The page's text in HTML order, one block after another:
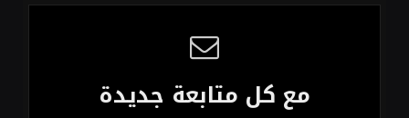
مع كل متابعة جديدة